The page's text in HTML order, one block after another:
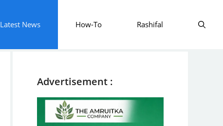
Latest News How-To Rashifal
Advertisement :